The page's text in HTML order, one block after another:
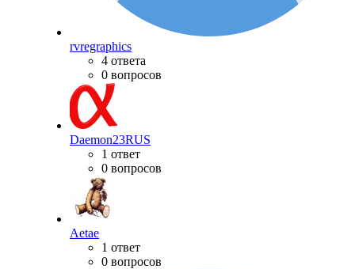
rvregraphics
4 ответа
0 вопросов
Daemon23RUS
1 ответ
0 вопросов
Aetae
1 ответ
0 вопросов